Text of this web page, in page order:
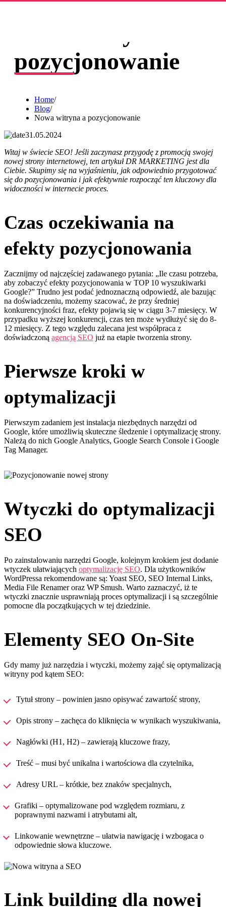
pozycjonowanie
Home/
Blog/
Nowa witryna a pozycjonowanie
31.05.2024
Witaj w świecie SEO! Jeśli zaczynasz przygodę z promocją swojej
nowej strony internetowej, ten artykuł DR MARKETING jest dla
Ciebie. Skupimy się na wyjaśnieniu, jak odpowiednio przygotować
się do pozycjonowania i jak efektywnie rozpocząć ten kluczowy dla
widoczności w internecie proces.
Czas oczekiwania na
efekty pozycjonowania
Zacznijmy od najczęściej zadawanego pytania: „Ile czasu potrzeba,
aby zobaczyć efekty pozycjonowania w TOP 10 wyszukiwarki
Google?” Trudno jest podać jednoznaczną odpowiedź, ale bazując
na doświadczeniu, możemy szacować, że przy średniej
konkurencyjności fraz, efekty pojawią się w ciągu 3-7 miesięcy. W
przypadku wyższej konkurencji, czas ten może wydłużyć się do 8-
12 miesięcy. Z tego względu zalecana jest współpraca z
doświadczoną agencją SEO już na etapie tworzenia strony.
Pierwsze kroki w
optymalizacji
Pierwszym zadaniem jest instalacja niezbędnych narzędzi od
Google, które umożliwią skuteczne śledzenie i optymalizację strony.
Należą do nich Google Analytics, Google Search Console i Google
Tag Manager.
Wtyczki do optymalizacji
SEO
Po zainstalowaniu narzędzi Google, kolejnym krokiem jest dodanie
wtyczek ułatwiających optymalizację SEO. Dla użytkowników
WordPressa rekomendowane są: Yoast SEO, SEO Internal Links,
Media File Renamer oraz WP Smush. Warto zaznaczyć, iż te
wtyczki znacznie usprawniają proces optymalizacji i są szczególnie
pomocne dla początkujących w tej dziedzinie.
Elementy SEO On-Site
Gdy mamy już narzędzia i wtyczki, możemy zająć się optymalizacją
witryny pod kątem SEO:
Tytuł strony – powinien jasno opisywać zawartość strony,
Opis strony – zachęca do kliknięcia w wynikach wyszukiwania,
Nagłówki (H1, H2) – zawierają kluczowe frazy,
Treść – musi być unikalna i wartościowa dla czytelnika,
Adresy URL – krótkie, bez znaków specjalnych,
Grafiki – optymalizowane pod względem rozmiaru, z
poprawnymi nazwami i atrybutami alt,
Linkowanie wewnętrzne – ułatwia nawigację i wzbogaca o
odpowiednie słowa kluczowe.
Link building dla nowej